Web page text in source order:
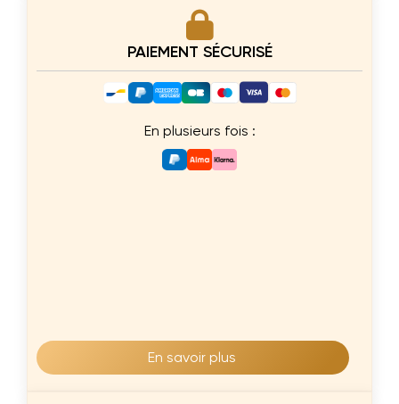
PAIEMENT SÉCURISÉ
En plusieurs fois :
En savoir plus